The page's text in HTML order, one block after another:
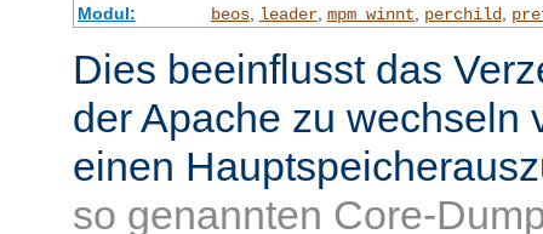
Modul: beos, leader, mpm_winnt perchild,
Dies beeinflusst das
der Apache zu wechseln
einen
so genannten Core-